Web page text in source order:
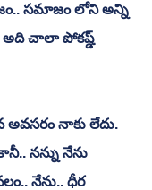
సమాజం లోని అన్ని
అది చాలా పోకష్డ్
నాకు లేదు.
నన్ను నేను
నేను.. ధీర